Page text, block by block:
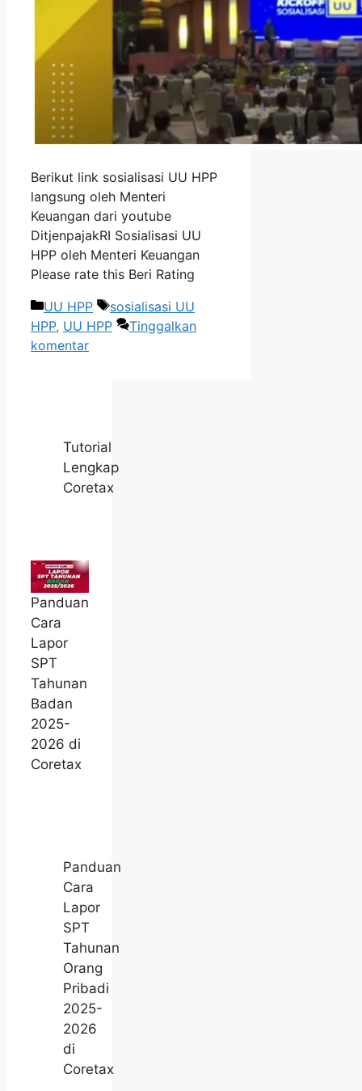
Berikut link sosialisasi UU HPP
langsung oleh Menteri
Keuangan dari youtube
DitjenpajakRI Sosialisasi UU
HPP oleh Menteri Keuangan
Please rate this Beri Rating
Kategori
UU HPP Tag
sosialisasi UU
HPP, UU HPP
Tinggalkan
komentar
Tutorial
Lengkap
Coretax
Panduan
Cara
Lapor
SPT
Tahunan
Badan
2025-
2026 di
Coretax
Panduan
Cara
Lapor
SPT
Tahunan
Orang
Pribadi
2025-
2026
di
Coretax